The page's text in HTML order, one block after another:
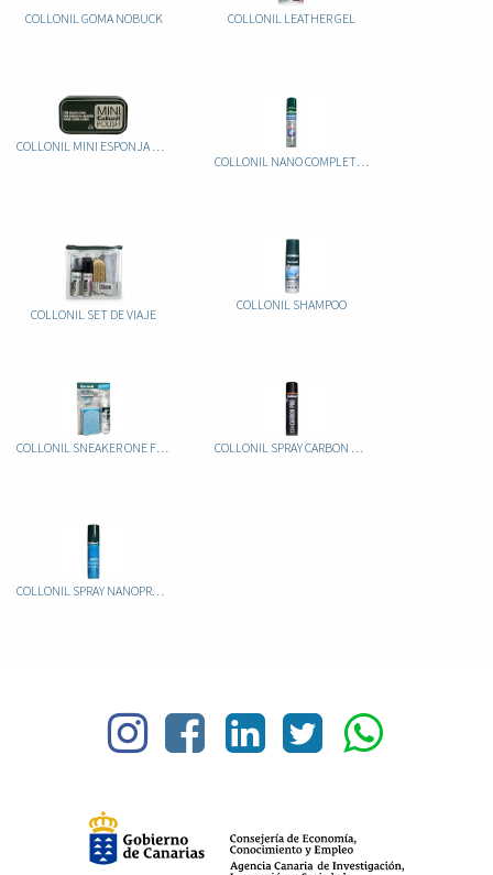
COLLONIL GOMA NOBUCK COLLONIL LEATHER GEL
COLLONIL MINI ESPONJA BRILLO
COLLONIL SET DE VIAJE
COLLONIL SHAMPOO